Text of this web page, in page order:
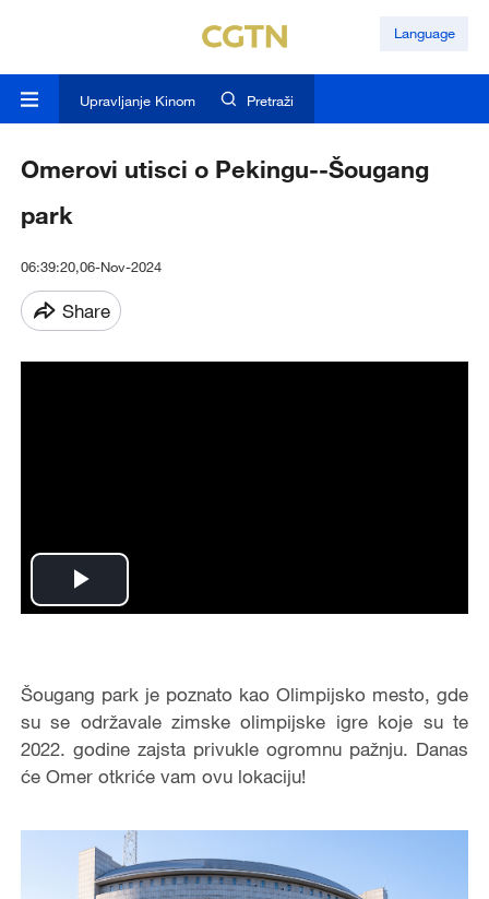
Language
Upravljanje Kinom Pretraži
Omerovi utisci o Pekingu--Šougang
park
06:39:20,06-Nov-2024
Share
Play
Šougang park je poznato kao Olimpijsko mesto, gde
su se održavale zimske olimpijske igre koje su te
2022. godine zajsta privukle ogromnu pažnju. Danas
će Omer otkriće vam ovu lokaciju!